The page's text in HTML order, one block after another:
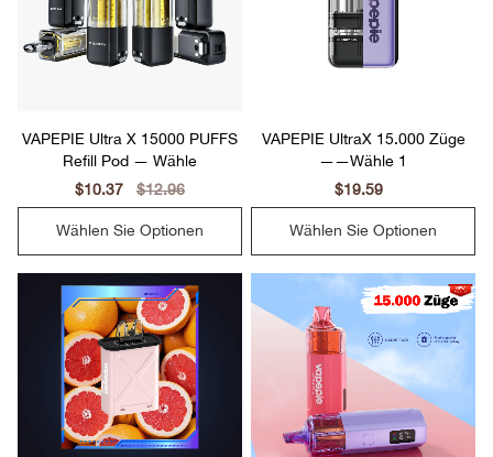
VAPEPIE Ultra X 15000 PUFFS
Refill Pod — Wähle
Sale
price
$10.37
Regular
price
$12.96
Wählen Sie Optionen
VAPEPIE UltraX 15.000 Züge
——Wähle 1
Sale
price
$19.59
price
Wählen Sie Optionen